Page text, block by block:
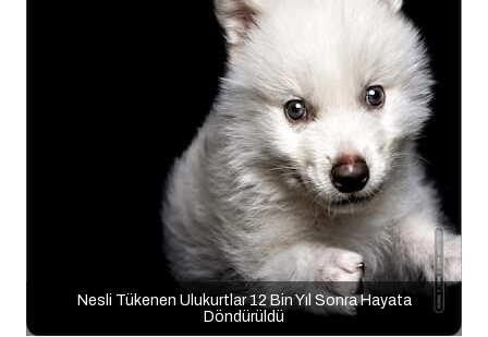
Nesli Tükenen Ulukurtlar 12 Bin Yıl Sonra Hayata
Döndürüldü